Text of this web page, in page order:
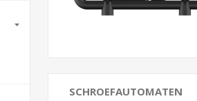
SCHROEFAUTOMATEN